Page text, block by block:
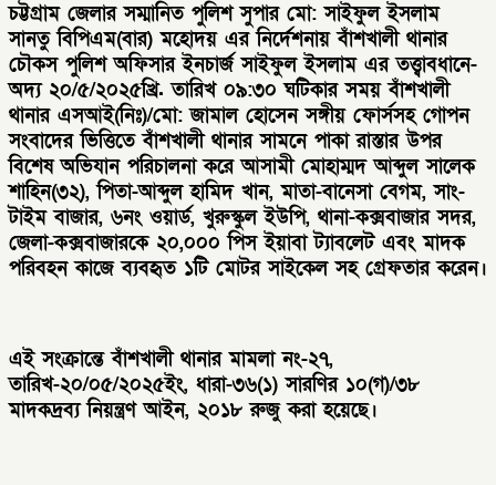
চট্টগ্রাম জেলার সম্মানিত পুলিশ সুপার মো: সাইফুল ইসলাম
সানতু বিপিএম(বার) মহোদয় এর নির্দেশনায় বাঁশখালী থানার
চৌকস পুলিশ অফিসার ইনচার্জ সাইফুল ইসলাম এর তত্ত্বাবধানে-
অদ্য ২০/৫/২০২৫খ্রি. তারিখ ০৯:৩০ ঘটিকার সময় বাঁশখালী
থানার এসআই(নিঃ)/মো: জামাল হোসেন সঙ্গীয় ফোর্সসহ গোপন
সংবাদের ভিত্তিতে বাঁশখালী থানার সামনে পাকা রাস্তার উপর
বিশেষ অভিযান পরিচালনা করে আসামী মোহাম্মদ আব্দুল সালেক
শাহিন(৩২), পিতা-আব্দুল হামিদ খান, মাতা-বানেসা বেগম, সাং-
টাইম বাজার, ৬নং ওয়ার্ড, খুরুস্কুল ইউপি, থানা-কক্সবাজার সদর,
জেলা-কক্সবাজারকে ২০,০০০ পিস ইয়াবা ট্যাবলেট এবং মাদক
পরিবহন কাজে ব্যবহৃত ১টি মোটর সাইকেল সহ গ্রেফতার করেন।
এই সংক্রান্তে বাঁশখালী থানার মামলা নং-২৭,
তারিখ-২০/০৫/২০২৫ইং, ধারা-৩৬(১) সারণির ১০(গ)/৩৮
মাদকদ্রব্য নিয়ন্ত্রণ আইন, ২০১৮ রুজু করা হয়েছে।